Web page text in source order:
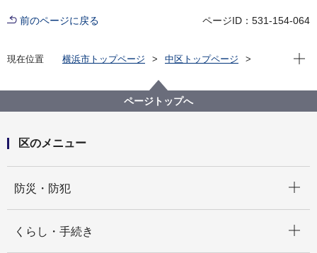
前のページに戻る ページID：531-154-064
現在位置 横浜市トップページ
中区トップページ
日本大通りイチョウ通信
2024年日本大通りイチョウ通信
現在
ページトップへ
区のメニュー
防災・防犯
くらし・手続き